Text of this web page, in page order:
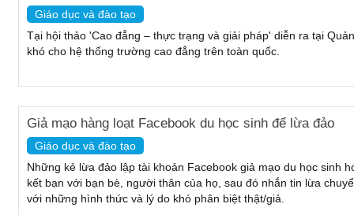
Giáo dục và đào tạo
Tại hội thảo 'Cao đẳng – thực trạng và giải pháp' diễn ra tại
khó cho hệ thống trường cao đẳng trên toàn quốc.
Giả mạo hàng loạt Facebook du học sinh để lừa đảo
Giáo dục và đào tạo
Những kẻ lừa đảo lập tài khoản Facebook giả mạo du học sinh
kết bạn với bạn bè, người thân của họ, sau đó nhắn tin lừa
với những hình thức và lý do khó phân biệt thật/giả.